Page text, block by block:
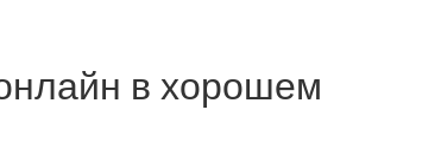
в хорошем